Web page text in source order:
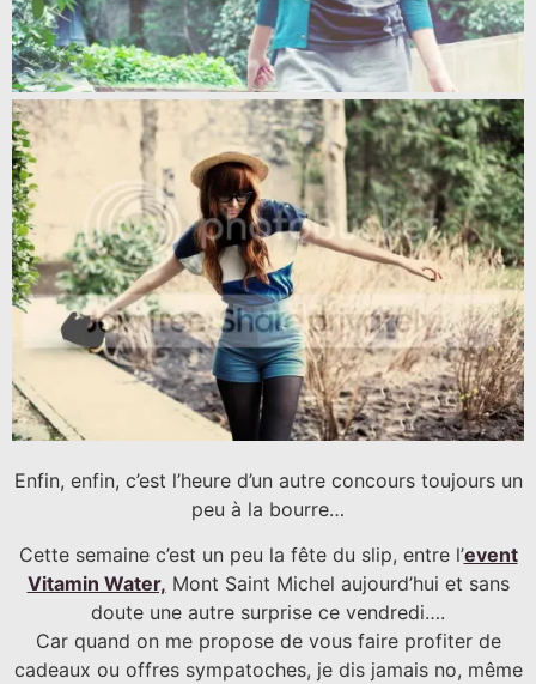
Enfin, enfin, c’est l’heure d’un autre concours toujours un
peu à la bourre…
Cette semaine c’est un peu la fête du slip, entre l’event
Vitamin Water, Mont Saint Michel aujourd’hui et sans
doute une autre surprise ce vendredi….
Car quand on me propose de vous faire profiter de
cadeaux ou offres sympatoches, je dis jamais no, même